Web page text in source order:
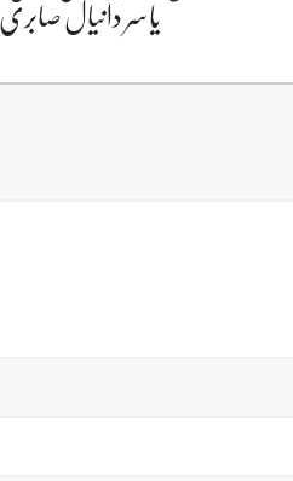
یاسر دانیال صابری